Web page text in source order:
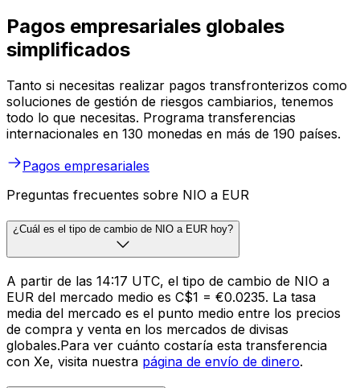
Pagos empresariales globales
simplificados
Tanto si necesitas realizar pagos transfronterizos como
soluciones de gestión de riesgos cambiarios, tenemos
todo lo que necesitas. Programa transferencias
internacionales en 130 monedas en más de 190 países.
Pagos empresariales
Preguntas frecuentes sobre NIO a EUR
¿Cuál es el tipo de cambio de NIO a EUR hoy?
A partir de las 14:17 UTC, el tipo de cambio de NIO a
EUR del mercado medio es C$1 = €0.0235. La tasa
media del mercado es el punto medio entre los precios
de compra y venta en los mercados de divisas
globales.Para ver cuánto costaría esta transferencia
con Xe, visita nuestra página de envío de dinero.